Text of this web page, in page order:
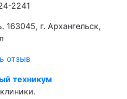
2241
163045, г. Архангельск,
отзыв
техникум